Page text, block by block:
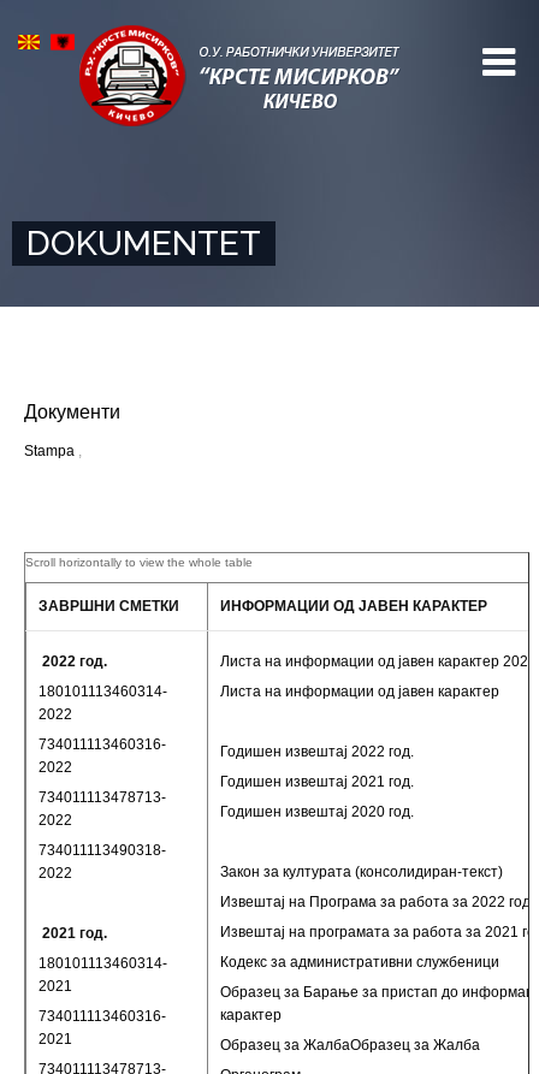
DOKUMENTET
Документи
Stampa ,
ЗАВРШНИ СМЕТКИ ИНФОРМАЦИИ ОД ЈАВЕН КАРАКТЕР
2022 год.
180101113460314-
2022
734011113460316-
2022
734011113478713-
2022
734011113490318-
2022
2021 год.
180101113460314-
2021
734011113460316-
2021
734011113478713-
Листа на информации од јавен карактер 2024
Листа на информации од јавен карактер
Годишен извештај 2022 год.
Годишен извештај 2021 год.
Годишен извештај 2020 год.
Закон за културата (консолидиран-текст)
Извештај на Програма за работа за 2022
Извештај на програмата за работа за 2021
Кодекс за административни службеници
Образец за Барање за пристап до
карактер
Образец за ЖалбаОбразец за Жалба